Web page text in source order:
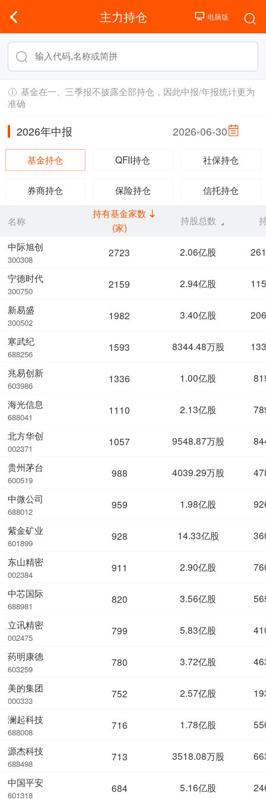
主力持仓
基金在一、三季报不披露全部持仓，因此中报/年报统计更为
准确
2026年中报 2026-06-30
基金持仓 QFII持仓 社保持仓
券商持仓 保险持仓 信托持仓
名称
中际旭创
300308
宁德时代
300750
新易盛
300502
寒武纪
688256
兆易创新
603986
海光信息
688041
北方华创
002371
贵州茅台
600519
中微公司
688012
紫金矿业
601899
东山精密
002384
中芯国际
688981
立讯精密
002475
药明康德
603259
美的集团
000333
澜起科技
688008
源杰科技
688498
中国平安
601318
持有基金家数
(家)
持股总数
2723 2.06亿股
2159 2.94亿股
1982 3.40亿股
1593 8344.48万股
1336 1.00亿股
1110 2.13亿股
1057 9548.87万股
988 4039.29万股
959 1.98亿股
928 14.33亿股
911 2.90亿股
820 3.56亿股
799 5.83亿股
780 3.72亿股
752 2.57亿股
716 1.78亿股
713 3518.08万股
684 5.16亿股